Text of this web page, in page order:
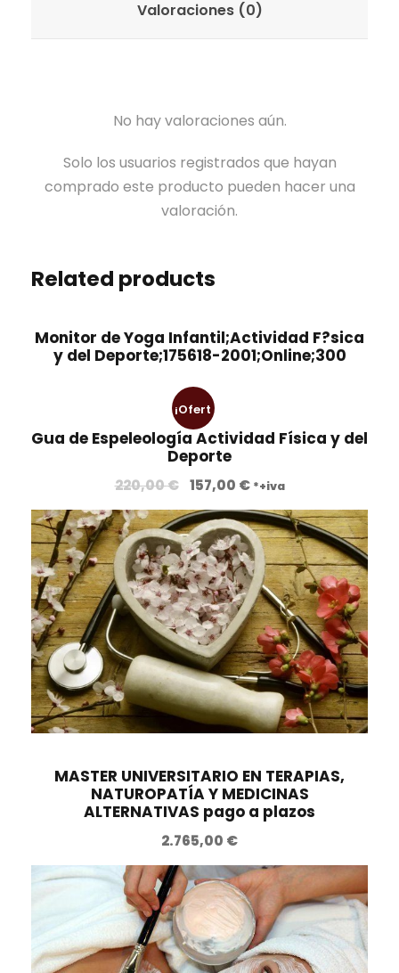
Valoraciones (0)
No hay valoraciones aún.
Solo los usuarios registrados que hayan
comprado este producto pueden hacer una
valoración.
Related products
Monitor de Yoga Infantil;Actividad F?sica
y del Deporte;175618-2001;Online;300
¡Ofert
a!
Gua de Espeleología Actividad Física y del
Deporte
220,00€ E
l
p
r
e
c
i
o
o
r
i
g
n
a
l
e
r
a
2
2
157,00 €E
l
p
r
e
c
i
o
a
c
t
u
l
e
s
1
5
7
,
0
*+iva
MASTER UNIVERSITARIO EN TERAPIAS,
NATUROPATÍA Y MEDICINAS
ALTERNATIVAS pago a plazos
2.765,00 €